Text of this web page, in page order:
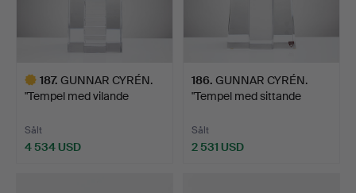
187. GUNNAR CYRÉN.
"Tempel med vilande
Sålt
4 534 USD
186. GUNNAR CYRÉN.
"Tempel med sittande
Sålt
2 531 USD